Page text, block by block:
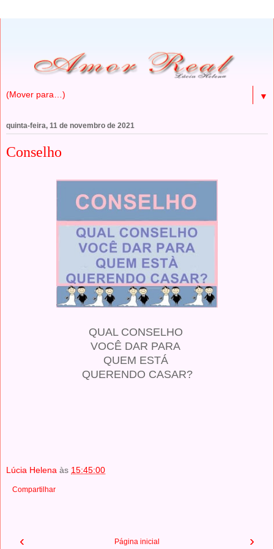
▼
quinta-feira, 11 de novembro de 2021
Conselho
QUAL CONSELHO
VOCÊ DAR PARA
QUEM ESTÁ
QUERENDO CASAR?
Lúcia Helena às 15:45:00
Compartilhar
‹ ›
Página inicial